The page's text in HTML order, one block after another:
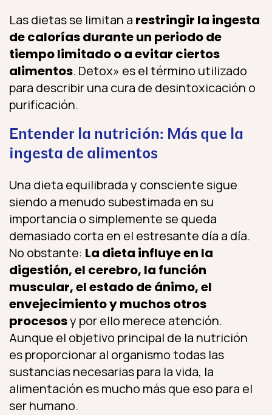
Las dietas se limitan a restringir la ingesta
de calorías durante un periodo de
tiempo limitado o a evitar ciertos
alimentos. Detox» es el término utilizado
para describir una cura de desintoxicación o
purificación.
Entender la nutrición: Más que la
ingesta de alimentos
Una dieta equilibrada y consciente sigue
siendo a menudo subestimada en su
importancia o simplemente se queda
demasiado corta en el estresante día a día.
No obstante: La dieta influye en la
digestión, el cerebro, la función
muscular, el estado de ánimo, el
envejecimiento y muchos otros
procesosy por ello merece atención.
Aunque el objetivo principal de la nutrición
es proporcionar al organismo todas las
sustancias necesarias para la vida, la
alimentación es mucho más que eso para el
ser humano.